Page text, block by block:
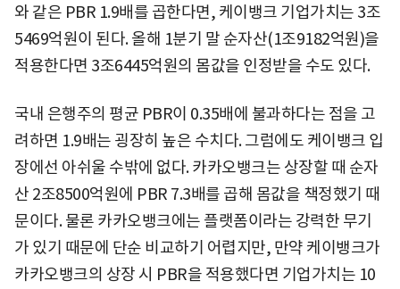
와 같은 PBR 1.9배를 곱한다면, 케이뱅크 기업가치는 3조
5469억원이 된다. 올해 1분기 말 순자산(1조9182억원)을
적용한다면 3조6445억원의 몸값을 인정받을 수도 있다.
국내 은행주의 평균 PBR이 0.35배에 불과하다는 점을 고
려하면 1.9배는 굉장히 높은 수치다. 그럼에도 케이뱅크 입
장에선 아쉬울 수밖에 없다. 카카오뱅크는 상장할 때 순자
산 2조8500억원에 PBR 7.3배를 곱해 몸값을 책정했기 때
문이다. 물론 카카오뱅크에는 플랫폼이라는 강력한 무기
가 있기 때문에 단순 비교하기 어렵지만, 만약 케이뱅크가
카카오뱅크의 상장 시 PBR을 적용했다면 기업가치는 10